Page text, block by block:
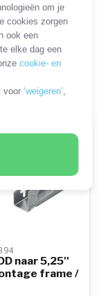
om je
cookies zorgen
ook een
elke dag een
cookie- en
voor‘weigeren’,
slot
SORTEER OP
naar 5,25''
frame /